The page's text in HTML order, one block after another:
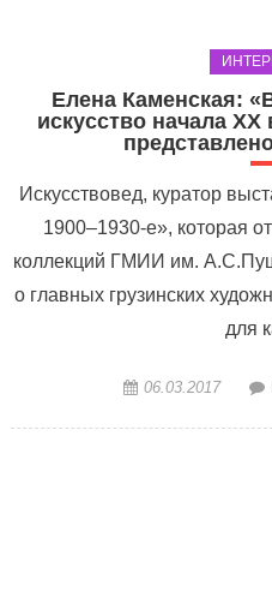
Елена Каменская:
искусство начала ХХ
Искусствовед, куратор
1900–1930-е», которая
коллекций ГМИИ им.
о главных грузинских
для
06.03.2017